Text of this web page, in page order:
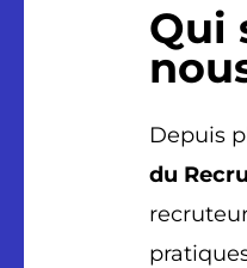
Qui
Depuis
du